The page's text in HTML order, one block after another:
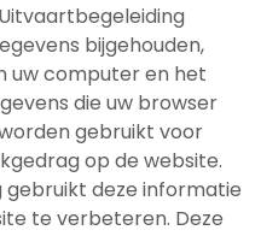
bijgehouden,
uw computer en het
die uw browser
gebruikt voor
op de website.
gebruikt deze informatie
te verbeteren. Deze